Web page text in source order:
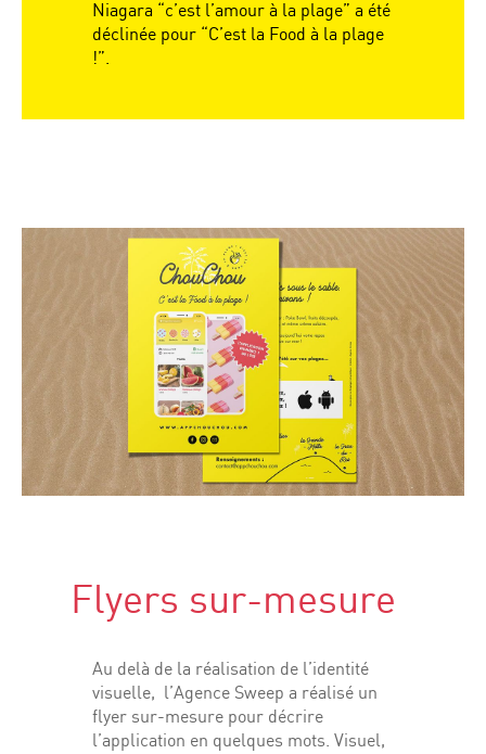
Niagara “c’est l’amour à la plage” a été
déclinée pour “C’est la Food à la plage
!”.
Flyers sur-mesure
Au delà de la réalisation de l’identité
visuelle, l’Agence Sweep a réalisé un
flyer sur-mesure pour décrire
l’application en quelques mots. Visuel,